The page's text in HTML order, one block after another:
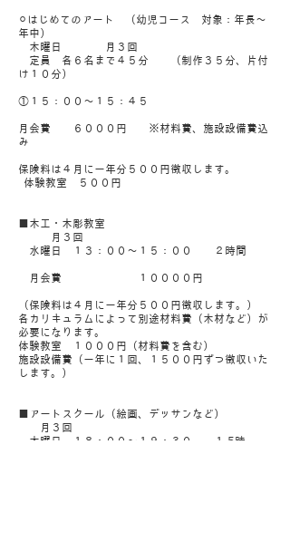
⚪︎はじめてのアート （幼児コース 対象：年長〜
年中）
木曜日 月３回
定員 各６名まで４５分 （制作３５分、片付
け１０分）
①１５：００〜１５：４５
月会費 ６０００円 ※材料費、施設設備費込
み
保険料は４月に一年分５００円徴収します。
体験教室 ５００円
■木工・木彫教室
月３回
水曜日 １３：００〜１５：００ ２時間
月会費 １００００円
（保険料は４月に一年分５００円徴収します。）
​各カリキュラムによって別途材料費（木材など）が
必要になります。
​体験教室 １０００円（材料費を含む）
​施設設備費（一年に１回、１５００円ずつ徴収いた
します。）
■アートスクール（絵画、デッサンなど）
月３回
木曜日 １８：００〜１９：３０ １.5時